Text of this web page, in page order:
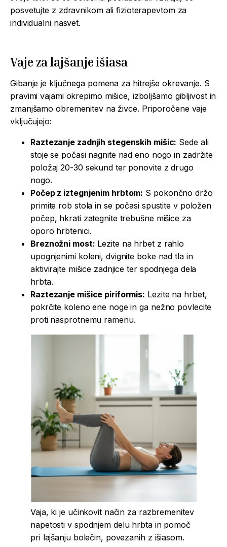
posvetujte z zdravnikom ali fizioterapevtom za
individualni nasvet.
Vaje za lajšanjeišiasa
Gibanje je ključnega pomena za hitrejše okrevanje. S
pravimi vajami okrepimo mišice, izboljšamo gibljivost in
zmanjšamo obremenitev na živce. Priporočene vaje
vključujejo:
Raztezanje zadnjih stegenskih mišic: Sede ali
stoje se počasi nagnite nad eno nogo in zadržite
položaj 20-30 sekund ter ponovite z drugo
nogo.
Počep z iztegnjenim hrbtom: S pokončno držo
primite rob stola in se počasi spustite v položen
počep, hkrati zategnite trebušne mišice za
oporo hrbtenici.
Breznožni most: Lezite na hrbet z rahlo
upognjenimi koleni, dvignite boke nad tla in
aktivirajte mišice zadnjice ter spodnjega dela
hrbta.
Raztezanje mišice piriformis: Lezite na hrbet,
pokrčite koleno ene noge in ga nežno povlecite
proti nasprotnemu ramenu.
Vaja, ki je učinkovit način za razbremenitev
napetosti v spodnjem delu hrbta in pomoč
pri lajšanju bolečin, povezanih z išiasom.